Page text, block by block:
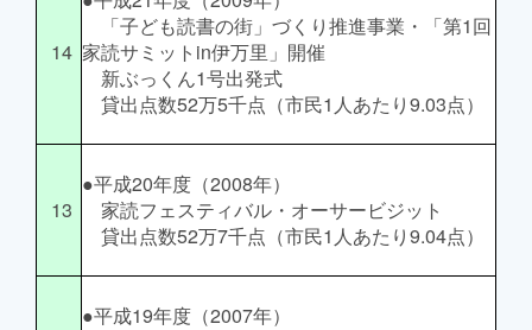
14
「子ども読書の街」づくり推進事業・「第1回
家読サミットin伊万里」開催
新ぶっくん1号出発式
貸出点数52万5千点（市民1人あたり9.03点）
13
●平成20年度（2008年）
家読フェスティバル・オーサービジット
貸出点数52万7千点（市民1人あたり9.04点）
●平成19年度（2007年）